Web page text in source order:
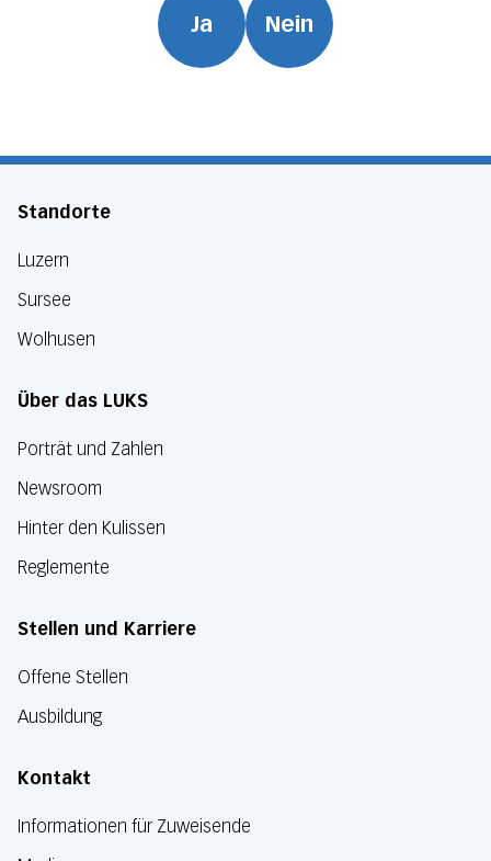
Ja Nein
Standorte
Luzern
Sursee
Wolhusen
Über das LUKS
Porträt und Zahlen
Newsroom
Hinter den Kulissen
Reglemente
Stellen und Karriere
Offene Stellen
Ausbildung
Kontakt
Informationen für Zuweisende